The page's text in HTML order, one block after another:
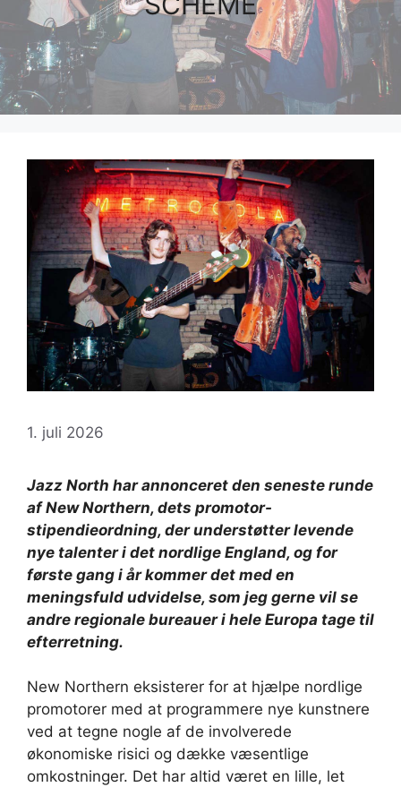
1. juli 2026
Jazz North har annonceret den seneste runde
af New Northern, dets promotor-
stipendieordning, der understøtter levende
nye talenter i det nordlige England, og for
første gang i år kommer det med en
meningsfuld udvidelse, som jeg gerne vil se
andre regionale bureauer i hele Europa tage til
efterretning.
New Northern eksisterer for at hjælpe nordlige
promotorer med at programmere nye kunstnere
ved at tegne nogle af de involverede
økonomiske risici og dække væsentlige
omkostninger. Det har altid været en lille, let